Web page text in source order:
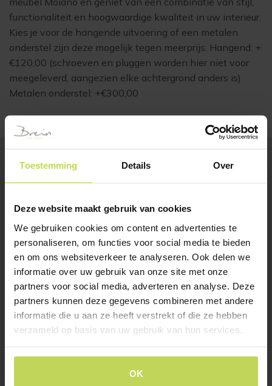
Toestemming Details Over
Deze website maakt gebruik van cookies
We gebruiken cookies om content en advertenties te
personaliseren, om functies voor social media te bieden
en om ons websiteverkeer te analyseren. Ook delen we
informatie over uw gebruik van onze site met onze
partners voor social media, adverteren en analyse. Deze
partners kunnen deze gegevens combineren met andere
informatie die u aan ze heeft verstrekt of die ze hebben
verzameld op basis van uw gebruik van hun services.
OK
functionaliteit en hoogwaardige kwaliteit in uw interieur.
Kies je voor de hangende uitvoering of een metalen
onderstel zijn deze mogelijk tegen meerprijs. Hangend: +
€120,00 (schroeven en pluggen worden hier niet voor
meegeleverd, aangezien elke achtergrond anders is)
Metalen onderstel: +€300,00
Trendhopper